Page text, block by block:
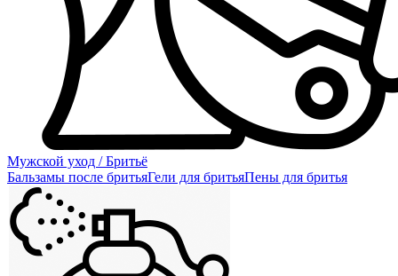
Мужской уход / Бритьё
Бальзамы после бритьяГели для бритьяПены для бритья